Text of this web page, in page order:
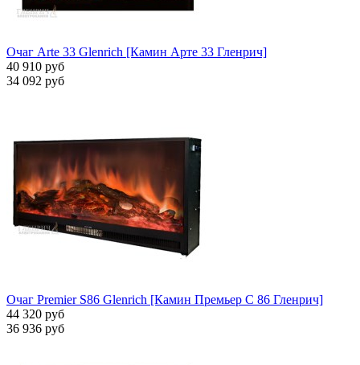
Очаг Arte 33 Glenrich [Камин Арте 33 Гленрич]
40 910 руб
34 092 руб
Очаг Premier S86 Glenrich [Камин Премьер С 86 Гленрич]
44 320 руб
36 936 руб